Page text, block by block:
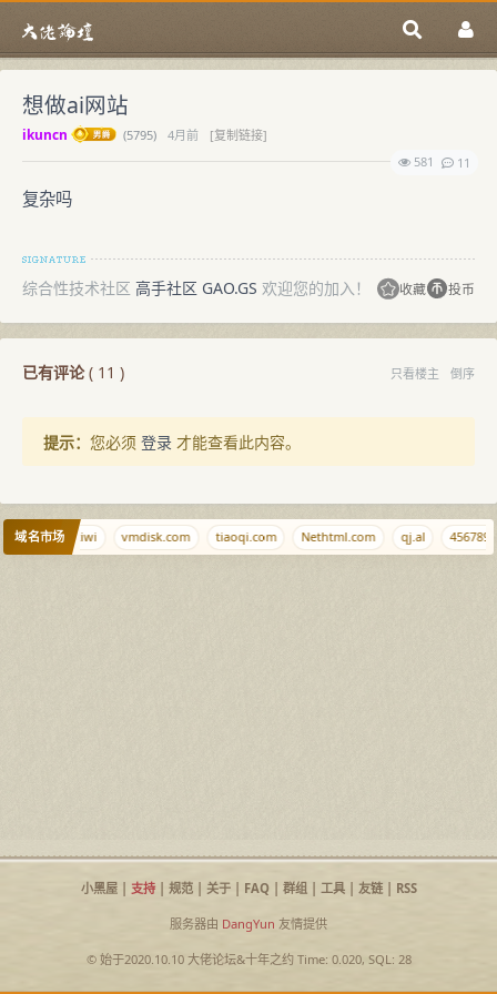
想做ai网站
ikuncn (5795) 4月前
[复制链接]
581
11
复杂吗
综合性技术社区 高手社区 GAO.GS 欢迎您的加入！ 收藏 投币
已有评论( 11 ) 只看楼主 倒序
提示： 您必须 登录 才能查看此内容。
域名市场
j9.xyz b.kiwi vmdisk.com tiaoqi.com Nethtml.com qj.al
小黑屋| 支持| 规范| 关于| FAQ| 群组| 工具| 友链| RSS
服务器由 DangYun 友情提供
© 始于2020.10.10 大佬论坛&十年之约Time: 0.020, SQL: 28